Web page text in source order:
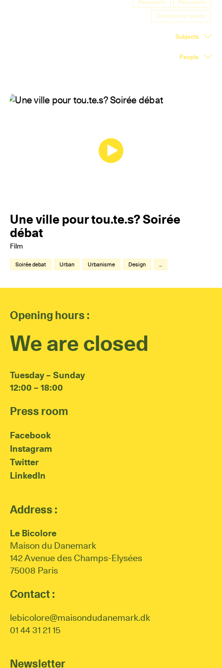
Fr
Percussion
Percussion
Compositeur danois
Subjects
People
Une ville pour tou.te.s? Soirée
débat
Film
Soirée debat Urban Urbanisme Design ...
Opening hours :
We are closed
Tuesday – Sunday
12:00 – 18:00
Press room
Facebook
Instagram
Twitter
LinkedIn
Address :
Le Bicolore
Maison du Danemark
142 Avenue des Champs-Elysées
75008 Paris
Contact :
lebicolore@maisondudanemark.dk
01 44 31 21 15
Newsletter